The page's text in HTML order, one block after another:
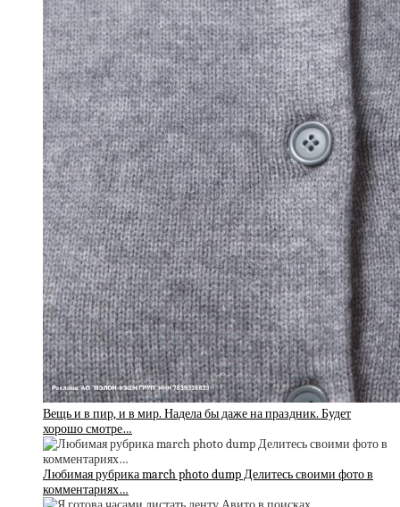
Вещь и в пир, и в мир. Надела бы даже на праздник. Будет
хорошо смотре…
Любимая рубрика march photo dump Делитесь своими фото в
комментариях…